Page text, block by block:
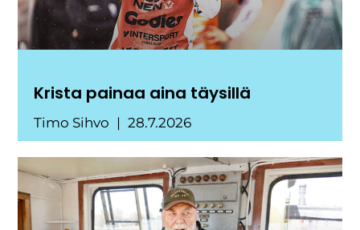
Krista painaa aina täysillä
Timo Sihvo 28.7.2026